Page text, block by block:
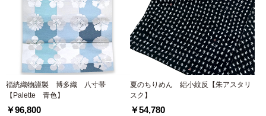
福絖織物謹製 博多織 八寸帯
【Palette 青色】
￥96,800
夏のちりめん 絽小紋反【朱アスタリ
スク】
￥54,780